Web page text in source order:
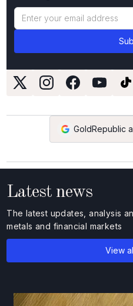
GoldRepublic
Latest news
The latest updates, analysis
metals and financial markets
View